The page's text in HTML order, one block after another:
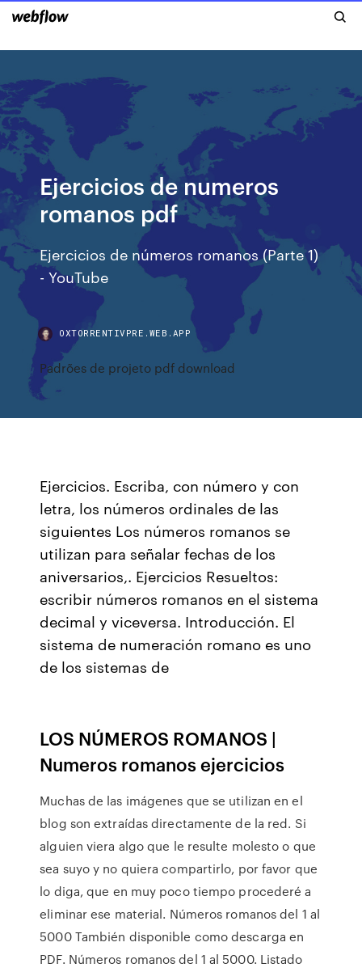
Ejercicios de numeros
romanos pdf
Ejercicios de números romanos (Parte 1)
- YouTube
OXTORRENTIVPRE.WEB.APP
Padrões de projeto pdf download
Ejercicios. Escriba, con número y con
letra, los números ordinales de las
siguientes Los números romanos se
utilizan para señalar fechas de los
aniversarios,. Ejercicios Resueltos:
escribir números romanos en el sistema
decimal y viceversa. Introducción. El
sistema de numeración romano es uno
de los sistemas de
LOS NÚMEROS ROMANOS |
Numeros romanos ejercicios
Muchas de las imágenes que se utilizan en el
blog son extraídas directamente de la red. Si
alguien viera algo que le resulte molesto o que
sea suyo y no quiera compartirlo, por favor que
lo diga, que en muy poco tiempo procederé a
eliminar ese material. Números romanos del 1 al
5000 También disponible como descarga en
PDF. Números romanos del 1 al 5000. Listado